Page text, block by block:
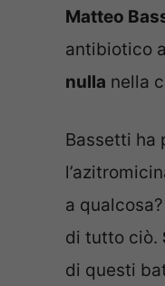
Matteo
antibiotico
nulla nella
Bassetti ha
a
di tutto ciò.
di questi